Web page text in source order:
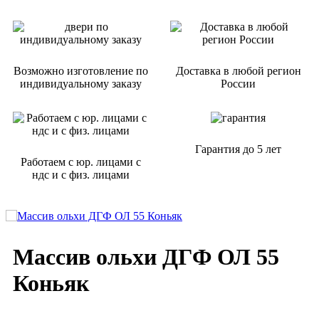
Возможно изготовление по
индивидуальному заказу
Доставка в любой регион
России
Работаем с юр. лицами с
ндс и с физ. лицами
Гарантия до 5 лет
Массив ольхи ДГФ ОЛ 55
Коньяк